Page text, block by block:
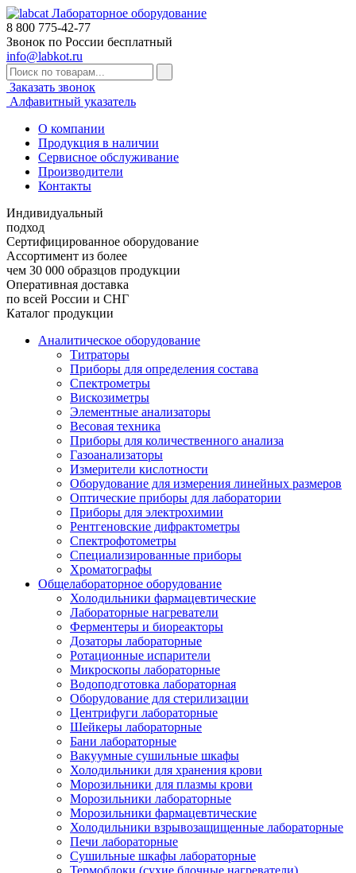
Лабораторное оборудование
8 800 775-42-77
Звонок по России бесплатный
info@labkot.ru
Заказать звонок
Алфавитный указатель
О компании
Продукция в наличии
Сервисное обслуживание
Производители
Контакты
Индивидуальный
подход
Сертифицированное оборудование
Ассортимент из более
чем 30 000 образцов продукции
Оперативная доставка
по всей России и СНГ
Каталог продукции
Аналитическое оборудование
Титраторы
Приборы для определения состава
Спектрометры
Вискозиметры
Элементные анализаторы
Весовая техника
Приборы для количественного анализа
Газоанализаторы
Измерители кислотности
Оборудование для измерения линейных размеров
Оптические приборы для лаборатории
Приборы для электрохимии
Рентгеновские дифрактометры
Спектрофотометры
Специализированные приборы
Хроматографы
Общелабораторное оборудование
Холодильники фармацевтические
Лабораторные нагреватели
Ферментеры и биореакторы
Дозаторы лабораторные
Ротационные испарители
Микроскопы лабораторные
Водоподготовка лабораторная
Оборудование для стерилизации
Центрифуги лабораторные
Шейкеры лабораторные
Бани лабораторные
Вакуумные сушильные шкафы
Холодильники для хранения крови
Морозильники для плазмы крови
Морозильники лабораторные
Морозильники фармацевтические
Холодильники взрывозащищенные лабораторные
Печи лабораторные
Сушильные шкафы лабораторные
Термоблоки (сухие блочные нагреватели)